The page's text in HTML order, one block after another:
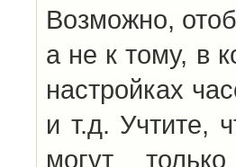
Возможно,
а не к тому, в
настройках
и т.д. Учтите,
могут